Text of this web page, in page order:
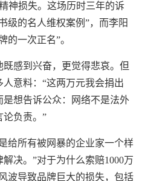
神损失。这场历时三年的诉
级的名人维权案例”，而李阳
的一次正名”。
感到兴奋，更觉得悲哀。但
意料：“这两万元我会捐出
想告诉公众：网络不是法外
论负责。”
给所有被网暴的企业家一个样
决。”对于为什么索赔1000万
波导致品牌巨大的损失，包括